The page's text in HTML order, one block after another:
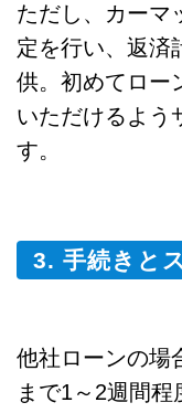
ただし、カーマ
定を行い、返済
供。初めてロー
いただけるよう
す。
3. 手続きと
他社ローンの場
まで1～2週間